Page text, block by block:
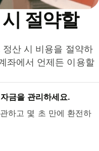
절약할
산 시 비용을 절약하
좌에서 언제든 이용할
금을 관리하세요.
하고 몇 초 만에 환전하